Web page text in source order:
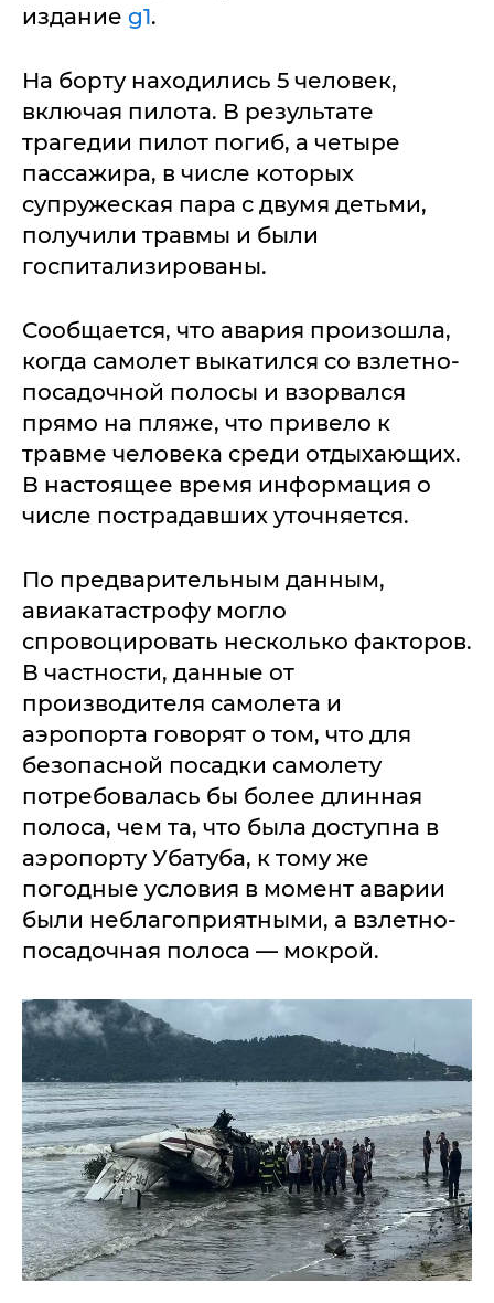
издание g1.
На борту находились 5 человек,
включая пилота. В результате
трагедии пилот погиб, а четыре
пассажира, в числе которых
супружеская пара с двумя детьми,
получили травмы и были
госпитализированы.
Сообщается, что авария произошла,
когда самолет выкатился со взлетно-
посадочной полосы и взорвался
прямо на пляже, что привело к
травме человека среди отдыхающих.
В настоящее время информация о
числе пострадавших уточняется.
По предварительным данным,
авиакатастрофу могло
спровоцировать несколько факторов.
В частности, данные от
производителя самолета и
аэропорта говорят о том, что для
безопасной посадки самолету
потребовалась бы более длинная
полоса, чем та, что была доступна в
аэропорту Убатуба, к тому же
погодные условия в момент аварии
были неблагоприятными, а взлетно-
посадочная полоса — мокрой.